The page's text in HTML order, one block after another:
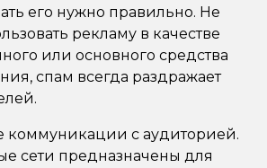
его нужно правильно. Не
рекламу в качестве
или основного средства
спам всегда раздражает
коммуникации с аудиторией.
сети предназначены для